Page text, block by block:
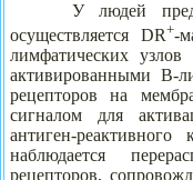
У людей
осуществляется DR+-
лимфатических узлов
активированными В-
рецепторов на
сигналом для
антиген-
наблюдается
рецепторов,